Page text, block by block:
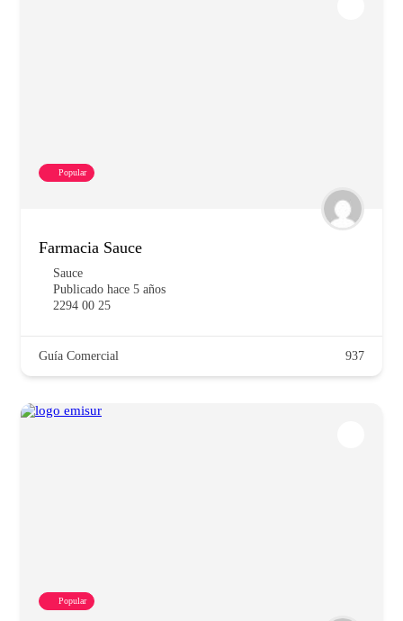
Popular
Farmacia Sauce
Sauce
Publicado hace 5 años
2294 00 25
Guía Comercial 937
Popular